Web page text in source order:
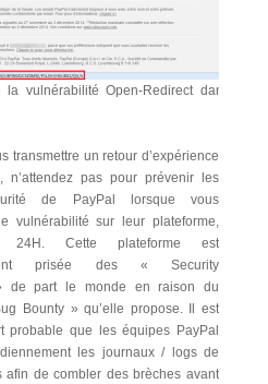
la vulnérabilité Open-Redirect dans les
transmettre un retour d’expérience
n’attendez pas pour prévenir les
de PayPal lorsque vous
vulnérabilité sur leur plateforme,
24H. Cette plateforme est
prisée des « Security
de part le monde en raison du
Bounty » qu’elle propose. Il est
probable que les équipes PayPal
les journaux / logs de
afin de combler des brèches avant